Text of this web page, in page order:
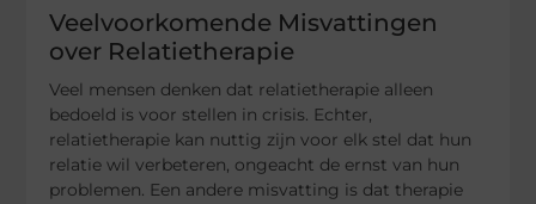
Veelvoorkomende Misvattingen
over Relatietherapie
Veel mensen denken dat relatietherapie alleen
bedoeld is voor stellen in crisis. Echter,
relatietherapie kan nuttig zijn voor elk stel dat hun
relatie wil verbeteren, ongeacht de ernst van hun
problemen. Een andere misvatting is dat therapie